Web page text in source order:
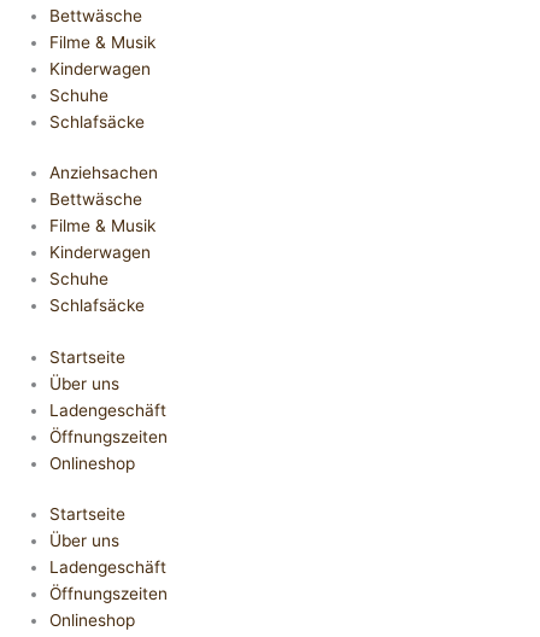
Bettwäsche
Filme & Musik
Kinderwagen
Schuhe
Schlafsäcke
Anziehsachen
Bettwäsche
Filme & Musik
Kinderwagen
Schuhe
Schlafsäcke
Startseite
Über uns
Ladengeschäft
Öffnungszeiten
Onlineshop
Startseite
Über uns
Ladengeschäft
Öffnungszeiten
Onlineshop